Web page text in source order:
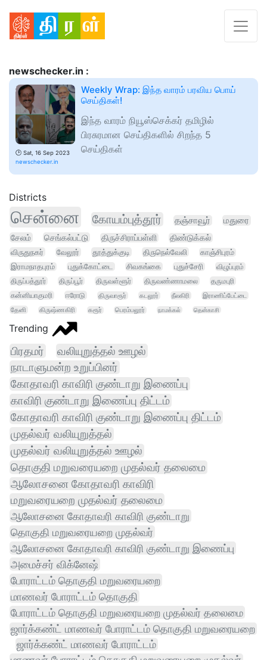
newschecker.in :
🕑 Sat, 16 Sep 2023
newschecker.in
Weekly Wrap: இந்த வாரம் பரவிய பொய்
செய்திகள்!
இந்த வாரம் நியூஸ்செக்கர் தமிழில்
பிரசுரமான செய்திகளில் சிறந்த 5
செய்திகள்
Districts
சென்னை கோயம்புத்தூர் தஞ்சாவூர் மதுரை
சேலம் செங்கல்பட்டு திருச்சிராப்பள்ளி
திண்டுக்கல்
விருதுநகர்
வேலூர் தூத்துக்குடி திருநெல்வேலி
காஞ்சிபுரம்
இராமநாதபுரம்
புதுக்கோட்டை சிவகங்கை புதுச்சேரி
விழுப்புரம்
திருப்பத்தூர்
திருப்பூர் திருவள்ளூர் திருவண்ணாமலை
தருமபுரி
கன்னியாகுமரி
ஈரோடு திருவாரூர் கடலூர் நீலகிரி
இராணிப்பேட்டை
தேனி
கிருஷ்ணகிரி கரூர் பெரம்பலூர் நாமக்கல் தென்காசி
Trending
பிரதமர் வலியுறுத்தல் ஊழல்
நாடாளுமன்ற உறுப்பினர்
கோதாவரி காவிரி குண்டாறு இணைப்பு
காவிரி குண்டாறு இணைப்பு திட்டம்
கோதாவரி காவிரி குண்டாறு இணைப்பு திட்டம்
முதல்வர் வலியுறுத்தல்
முதல்வர் வலியுறுத்தல் ஊழல்
தொகுதி மறுவரையறை முதல்வர் தலைமை
ஆலோசனை கோதாவரி காவிரி
மறுவரையறை முதல்வர் தலைமை
ஆலோசனை கோதாவரி காவிரி குண்டாறு
தொகுதி மறுவரையறை முதல்வர்
ஆலோசனை கோதாவரி காவிரி குண்டாறு இணைப்பு
அமைச்சர் விக்னேஷ்
போராட்டம் தொகுதி மறுவரையறை
மாணவர் போராட்டம் தொகுதி
போராட்டம் தொகுதி மறுவரையறை முதல்வர் தலைமை
ஜார்க்கண்ட் மாணவர் போராட்டம் தொகுதி மறுவரையறை
ஜார்க்கண்ட் மாணவர் போராட்டம்